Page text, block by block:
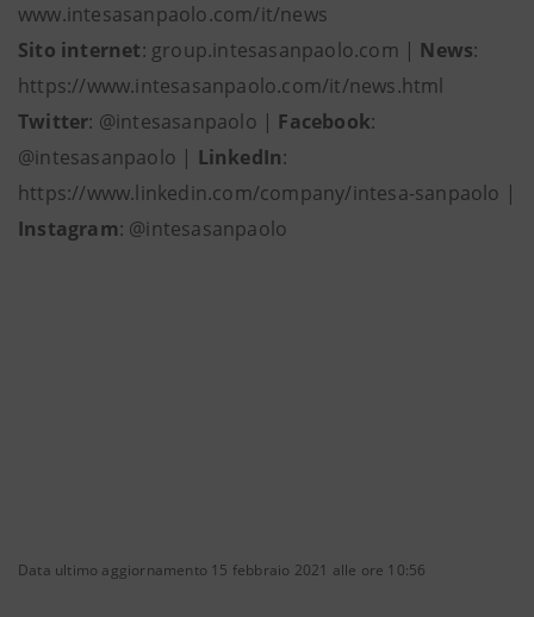
www.intesasanpaolo.com/it/news
Sito internet: group.intesasanpaolo.com | News:
https://www.intesasanpaolo.com/it/news.html
Twitter: @intesasanpaolo | Facebook:
@intesasanpaolo | LinkedIn:
https://www.linkedin.com/company/intesa-sanpaolo |
Instagram: @intesasanpaolo
Data ultimo aggiornamento 15 febbraio 2021 alle ore 10:56